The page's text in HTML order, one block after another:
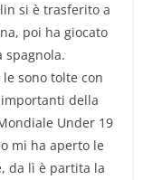
si è trasferito a
poi ha giocato
spagnola.
sono tolte con
della
Under 19
mi ha aperto le
da lì è partita la